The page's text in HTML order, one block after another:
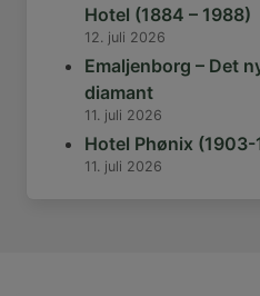
Hotel (1884 – 1988)
12. juli 2026
Emaljenborg – Det
diamant
11. juli 2026
Hotel Phønix (1903-
11. juli 2026